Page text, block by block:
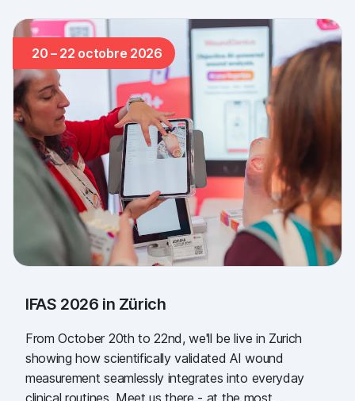
20 – 22 octobre 2026
IFAS 2026 in Zürich
From October 20th to 22nd, we'll be live in Zurich
showing how scientifically validated AI wound
measurement seamlessly integrates into everyday
clinical routines. Meet us there - at the most